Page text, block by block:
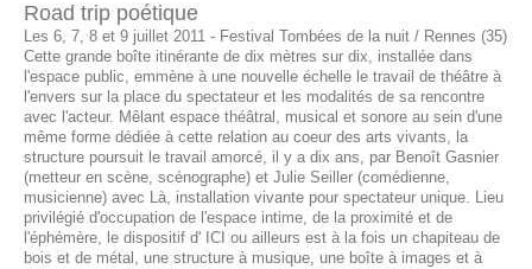
Road trip poétique
Les 6, 7, 8 et 9 juillet 2011 - Festival Tombées de la nuit / Rennes (35)
Cette grande boîte itinérante de dix mètres sur dix, installée dans
l'espace public, emmène à une nouvelle échelle le travail de théâtre à
l'envers sur la place du spectateur et les modalités de sa rencontre
avec l'acteur. Mêlant espace théâtral, musical et sonore au sein d'une
même forme dédiée à cette relation au coeur des arts vivants, la
structure poursuit le travail amorcé, il y a dix ans, par Benoît Gasnier
(metteur en scène, scénographe) et Julie Seiller (comédienne,
musicienne) avec Là, installation vivante pour spectateur unique. Lieu
privilégié d'occupation de l'espace intime, de la proximité et de
l'éphémère, le dispositif d' ICI ou ailleurs est à la fois un chapiteau de
bois et de métal, une structure à musique, une boîte à images et à